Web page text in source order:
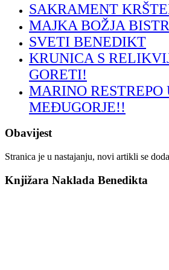
SAKRAMENT
MAJKA BOŽJA
SVETI BENEDIKT
KRUNICA S
GORETI!
MARINO
MEĐUGORJE!!
Obavijest
Stranica je u nastajanju, novi artikli se
Knjižara Naklada Benedikta